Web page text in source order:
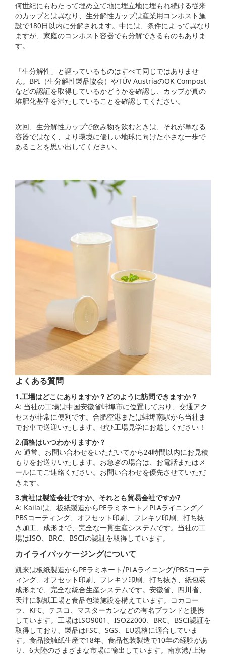
何世紀にもわたって埋め立て地に埋立地に埋もれ続ける従来
のカップとは異なり、生分解性カップは産業用コンポスト施
設で180日以内に分解されます。中には、条件によって異なり
ますが、家庭のコンポスト容器でも分解できるものもありま
す。
「生分解性」と謳っているものはすべて同じではありませ
ん。BPI（生分解性製品協会）やTÜV AustriaのOK Compost
などの認証を取得しているかどうかを確認し、カップが真の
堆肥化基準を満たしていることを確認してください。
次回、生分解性カップで飲み物を飲むときは、それが単なる
容器ではなく、より環境に優しい地球に向けた小さな一歩で
あることを思い出してください。
よくある質問
1.工場はどこにありますか？どのように訪問できますか？
A: 当社の工場は中国安徽省蚌埠市に位置しており、交通アク
セスが非常に便利です。合肥空港または蚌埠南駅から当社ま
でお車で送迎いたします。ぜひ工場見学にお越しください！
2.価格はいつわかりますか？
A: 通常、お問い合わせをいただいてから24時間以内にお見積
もりをお送りいたします。お急ぎの場合は、お電話またはメ
ールにてご連絡ください。お問い合わせを優先させていただ
きます。
3.貴社は製造会社ですか、それとも貿易会社ですか?
A: Kailaiは、板紙製造からPEラミネート／PLAライニング／
PBSコーティング、オフセット印刷、フレキソ印刷、打ち抜
き加工、成形まで、完全な一貫生産システムです。当社の工
場はISO、BRC、BSCIの認証を取得しています。
カイライパッケージングについて
凱来は板紙製造からPEラミネート/PLAライニング/PBSコーテ
ィング、オフセット印刷、フレキソ印刷、打ち抜き、紙包装
成形まで、完全な統合生産システムです。安徽省、四川省、
天津に製紙工場と食品包装施設を構えています。コカコー
ラ、KFC、テスコ、マスターカンなどの有名ブランドと提携
しています。工場はISO9001、ISO22000、BRC、BSCI認証を
取得しており、製品はFSC、SGS、EU規格に適合していま
す。食品接触紙生産で18年、食品包装製造で10年の経験があ
り、6大陸のさまざまな市場に輸出しています。南京港/上海